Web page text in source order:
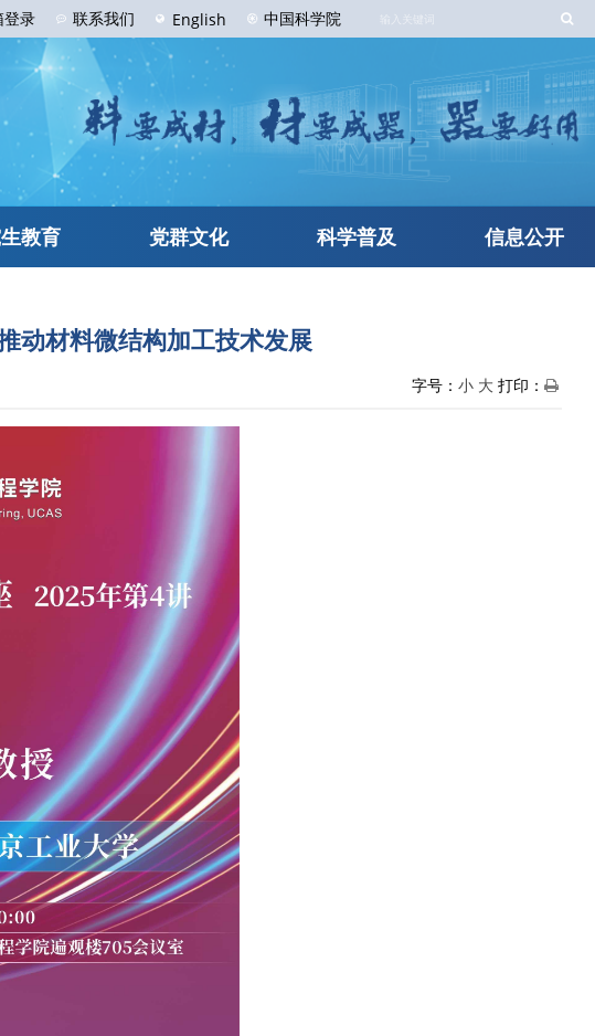
登录 联系我们 English 中国科学院
教育 党群文化 科学普及 信息公开
动材料微结构加工技术发展
字号： 小 大 打印：